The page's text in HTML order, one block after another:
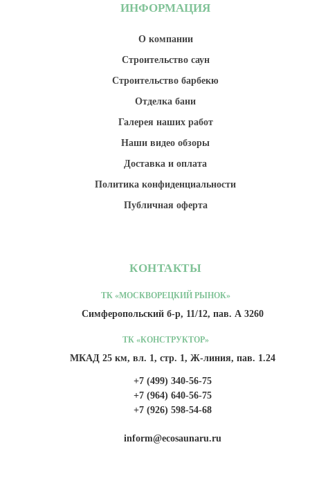
ИНФОРМАЦИЯ
О компании
Строительство саун
Строительство барбекю
Отделка бани
Галерея наших работ
Наши видео обзоры
Доставка и оплата
Политика конфиденциальности
Публичная оферта
КОНТАКТЫ
ТК «МОСКВОРЕЦКИЙ РЫНОК»
Симферопольский б-р, 11/12, пав. А 3260
ТК «КОНСТРУКТОР»
МКАД 25 км, вл. 1, стр. 1, Ж-линия, пав. 1.24
+7 (499) 340-56-75
+7 (964) 640-56-75
+7 (926) 598-54-68
inform@ecosaunaru.ru